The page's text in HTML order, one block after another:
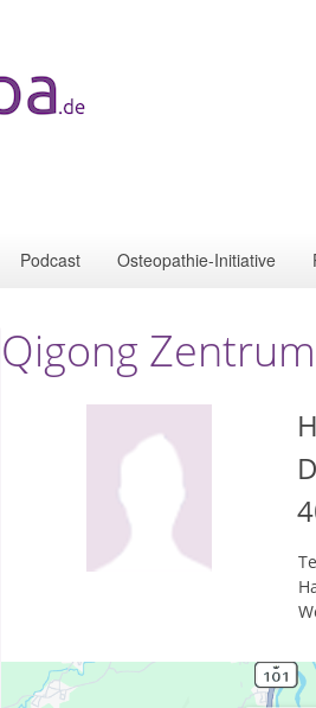
Podcast Osteopathie-Initiative
Qigong